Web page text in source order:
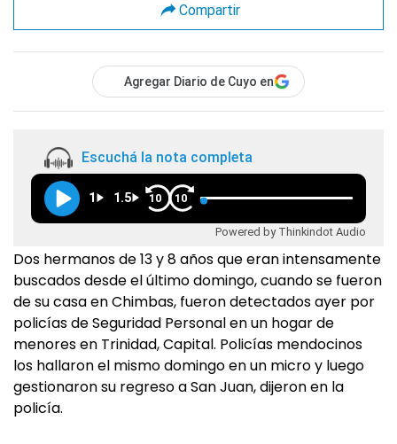
Compartir
Agregar Diario de Cuyo en
Escuchá la nota completa
1 1.5 10 10
Powered by Thinkindot Audio
Dos hermanos de 13 y 8 años que eran intensamente
buscados desde el último domingo, cuando se fueron
de su casa en Chimbas, fueron detectados ayer por
policías de Seguridad Personal en un hogar de
menores en Trinidad, Capital. Policías mendocinos
los hallaron el mismo domingo en un micro y luego
gestionaron su regreso a San Juan, dijeron en la
policía.